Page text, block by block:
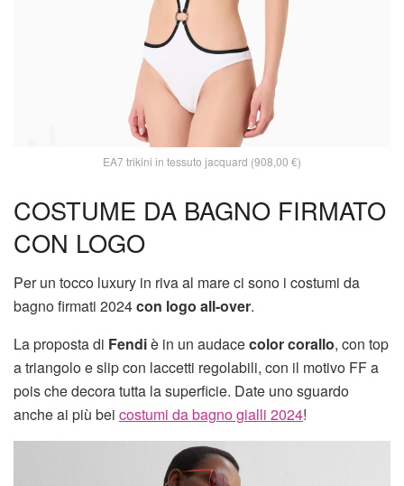
EA7 trikini in tessuto jacquard (908,00 €)
COSTUME DA BAGNO FIRMATO
CON LOGO
Per un tocco luxury in riva al mare ci sono i costumi da
bagno firmati 2024con logo all-over.
La proposta di Fendiè in un audacecolor corallo, con top
a triangolo e slip con laccetti regolabili, con il motivo FF a
pois che decora tutta la superficie. Date uno sguardo
anche ai più bei costumi da bagno gialli 2024!